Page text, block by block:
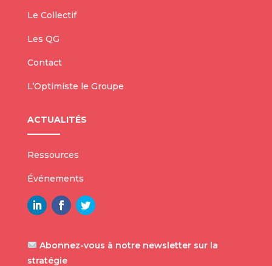
Le Collectif
Les QG
Contact
L’Optimiste le Groupe
ACTUALITÉS
Ressources
Événements
Abonnez-vous à notre newsletter sur la
stratégie